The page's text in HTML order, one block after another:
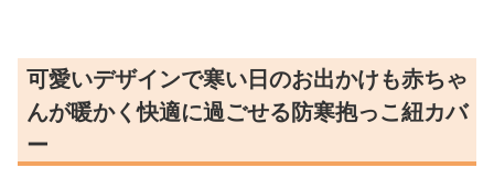
可愛いデザインで寒い日のお出かけも赤ちゃ
んが暖かく快適に過ごせる防寒抱っこ紐カバ
ー